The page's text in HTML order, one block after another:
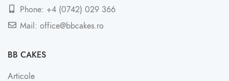
Phone: +4 (0742) 029 366
Mail: office@bbcakes.ro
BB CAKES
Articole